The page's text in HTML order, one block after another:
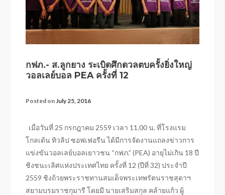
กฟภ.- ส.ลูกยาง ระเบิดศึกดวลตบครั้งยิ่งใหญ่
วอลเลย์บอล PEA ครั้งที่ 12
Posted on July 25, 2016
เมื่อวันที่ 25 กรกฎาคม 2559 เวลา 11.00 น. ที่โรงแรม
โกลเด้น ทิวลิป ซอฟเฟอรีน ได้มีการจัดงานแถลงข่าวการ
แข่งขันวอลเลย์บอลเยาวชน “กฟภ.” (PEA) อายุไม่เกิน 18 ปี
ชิงชนะเลิศแห่งประเทศไทย ครั้งที่ 12 (ปีที่ 32) ประจำปี
2559 ชิงถ้วยพระราชทานสมเด็จพระเทพรัตนราชสุดาฯ
สยามบรมราชกุมารี โดยมี นายเสริมสกุล คล้ายแก้ว ผู้